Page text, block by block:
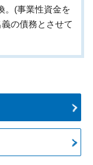
。(事業性資金を
の債務とさせて